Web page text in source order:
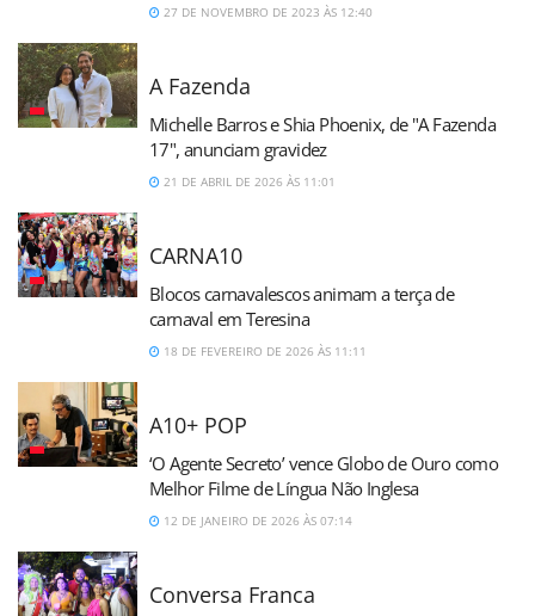
27 DE NOVEMBRO DE 2023 ÀS 12:40
A Fazenda
Michelle Barros e Shia Phoenix, de "A Fazenda
17", anunciam gravidez
21 DE ABRIL DE 2026 ÀS 11:01
CARNA10
Blocos carnavalescos animam a terça de
carnaval em Teresina
18 DE FEVEREIRO DE 2026 ÀS 11:11
A10+ POP
‘O Agente Secreto’ vence Globo de Ouro como
Melhor Filme de Língua Não Inglesa
12 DE JANEIRO DE 2026 ÀS 07:14
Conversa Franca